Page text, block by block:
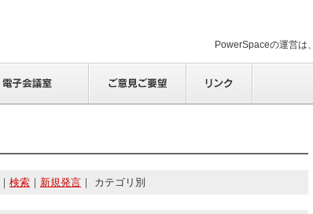
PowerSpaceの運営は、
｜ 検索 ｜ 新規発言 ｜ カテゴリ別